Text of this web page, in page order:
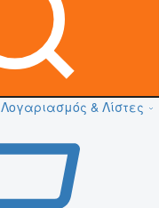
Λογαριασμός & Λίστες